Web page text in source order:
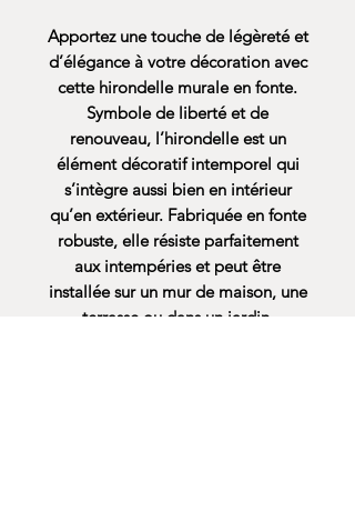
Apportez une touche de légèreté et
d’élégance à votre décoration avec
cette hirondelle murale en fonte.
Symbole de liberté et de
renouveau, l’hirondelle est un
élément décoratif intemporel qui
s’intègre aussi bien en intérieur
qu’en extérieur. Fabriquée en fonte
robuste, elle résiste parfaitement
aux intempéries et peut être
installée sur un mur de maison, une
terrasse ou dans un jardin.